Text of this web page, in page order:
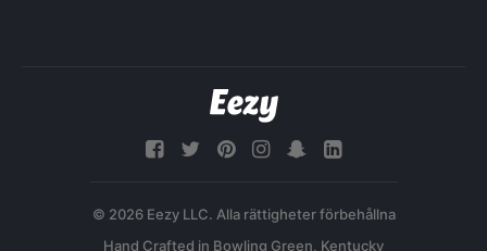
© 2026 Eezy LLC. Alla rättigheter förbehållna